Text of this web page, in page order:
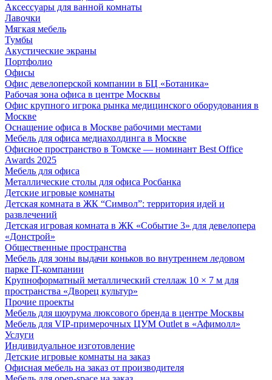
Аксессуары для ванной комнаты
Лавочки
Мягкая мебель
Тумбы
Акустические экраны
Портфолио
Офисы
Офис девелоперской компании в БЦ «Ботаника»
Рабочая зона офиса в центре Москвы
Офис крупного игрока рынка медицинского оборудования в
Москве
Оснащение офиса в Москве рабочими местами
Мебель для офиса медиахолдинга в Москве
Офисное пространство в Томске — номинант Best Office
Awards 2025
Мебель для офиса
Металлические столы для офиса Росбанка
Детские игровые комнаты
Детская комната в ЖК “Символ”: территория идей и
развлечений
Детская игровая комната в ЖК «Событие 3» для девелопера
«Донстрой»
Общественные пространства
Мебель для зоны выдачи коньков во внутреннем ледовом
парке IT-компании
Крупноформатный металлический стеллаж 10 × 7 м для
пространства «Дворец культур»
Прочие проекты
Мебель для шоурума люксового бренда в центре Москвы
Мебель для VIP-примерочных ЦУМ Outlet в «Афимолл»
Услуги
Индивидуальное изготовление
Детские игровые комнаты на заказ
Офисная мебель на заказ от производителя